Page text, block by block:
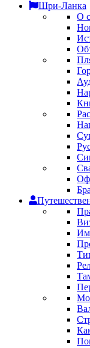
Шри-Ланка
О